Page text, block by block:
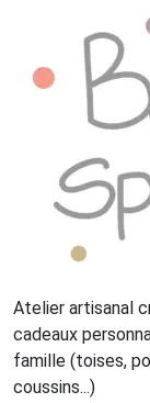
Atelier artisanal
cadeaux
famille (toises,
coussins...)